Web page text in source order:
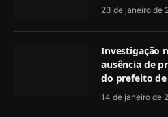
23 de janeiro de
Investigação
ausência de
do prefeito de
14 de janeiro de